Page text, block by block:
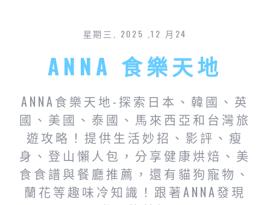
星期三, 2025 ,12 月24
ANNA 食樂天地
ANNA食樂天地-探索日本、韓國、英
國、美國、泰國、馬來西亞和台灣旅
遊攻略！提供生活妙招、影評、瘦
身、登山懶人包，分享健康烘焙、美
食食譜與餐廳推薦，還有貓狗寵物、
蘭花等趣味冷知識！跟著ANNA發現